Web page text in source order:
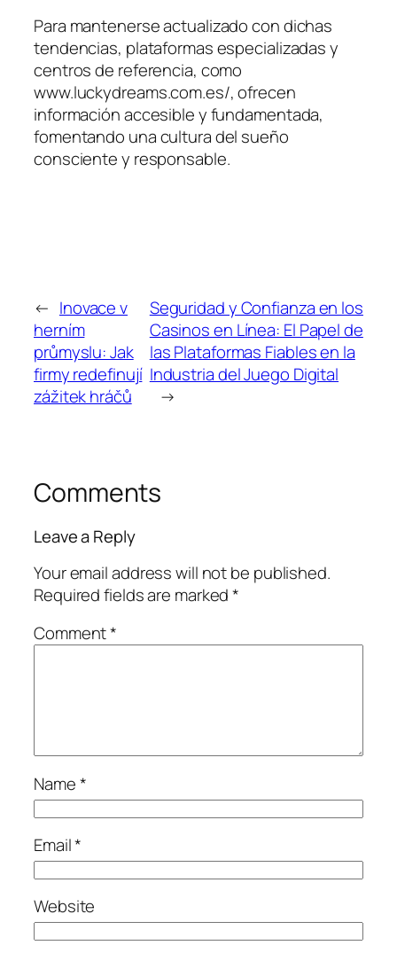
Para mantenerse actualizado con dichas
tendencias, plataformas especializadas y
centros de referencia, como
www.luckydreams.com.es/, ofrecen
información accesible y fundamentada,
fomentando una cultura del sueño
consciente y responsable.
← Inovace v
herním
průmyslu: Jak
firmy redefinují
zážitek hráčů
Seguridad y Confianza en los
Casinos en Línea: El Papel de
las Plataformas Fiables en la
Industria del Juego Digital
→
Comments
Leave a Reply
Your email address will not be published.
Required fields are marked*
Comment*
Name*
Email*
Website